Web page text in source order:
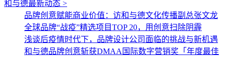
和与德最新动态 >
品牌创意赋能商业价值：访和与德文化传播副总张文龙
全球品牌“战疫”精选项目TOP 20，用创意扫除阴霾
浅谈后疫情时代下，品牌设计公司面临的挑战与新机遇
和与德品牌创意斩获DMAA国际数字营销奖「年度最佳